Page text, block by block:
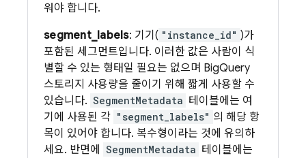
워야 합니다.
segment_labels: 기기( "instance_id" )가
포함된 세그먼트입니다. 이러한 값은 사람이 식
별할 수 있는 형태일 필요는 없으며 BigQuery
스토리지 사용량을 줄이기 위해 짧게 사용할 수
있습니다. SegmentMetadata 테이블에는 여
기에 사용된 각 "segment_labels" 의 해당 항
목이 있어야 합니다. 복수형이라는 것에 유의하
세요. 반면에
SegmentMetadata 테이블에는